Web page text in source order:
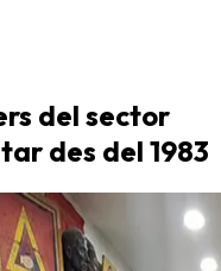
del sector
des del 1983